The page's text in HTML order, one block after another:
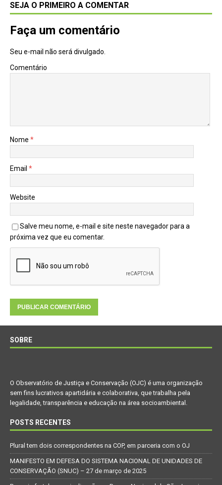
SEJA O PRIMEIRO A COMENTAR
Faça um comentário
Seu e-mail não será divulgado.
Comentário
Nome *
Email *
Website
Salve meu nome, e-mail e site neste navegador para a
próxima vez que eu comentar.
SOBRE
O Observatório de Justiça e Conservação (OJC) é uma organização
sem fins lucrativos apartidária e colaborativa, que trabalha pela
legalidade, transparência e educação na área socioambiental.
POSTS RECENTES
Plural tem dois correspondentes na COP, em parceria com o OJ
MANIFESTO EM DEFESA DO SISTEMA NACIONAL DE UNIDADES DE
CONSERVAÇÃO (SNUC) – 27 de março de 2025